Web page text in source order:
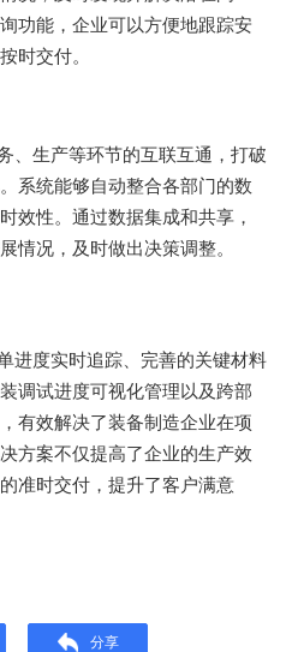
功能，企业可以方便地跟踪安
时交付。
、生产等环节的互联互通，打破
系统能够自动整合各部门的数
效性。通过数据集成和共享，
情况，及时做出决策调整。
进度实时追踪、完善的关键材料
调试进度可视化管理以及跨部
有效解决了装备制造企业在项
方案不仅提高了企业的生产效
准时交付，提升了客户满意
分享